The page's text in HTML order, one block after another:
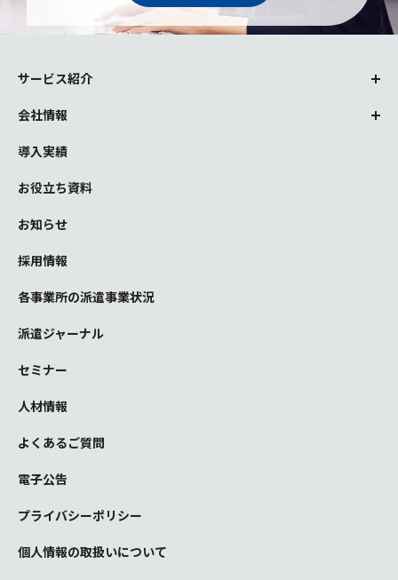
サービス紹介
会社情報
導入実績
お役立ち資料
お知らせ
採用情報
各事業所の派遣事業状況
派遣ジャーナル
セミナー
人材情報
よくあるご質問
電子公告
プライバシーポリシー
個人情報の取扱いについて